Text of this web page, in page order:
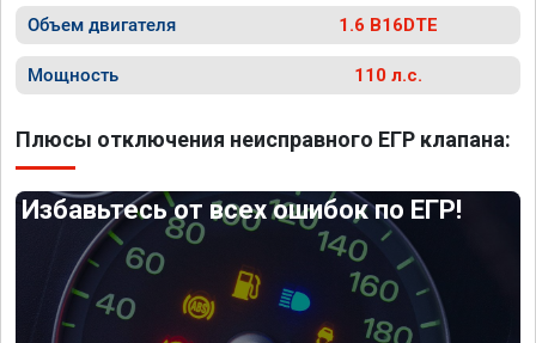
Объем двигателя 1.6 B16DTE
Мощность 110 л.с.
Плюсы отключения неисправного ЕГР клапана:
Избавьтесь от всех ошибок по ЕГР!